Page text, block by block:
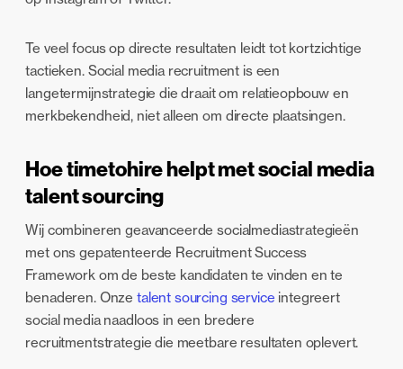
Te veel focus op directe resultaten leidt tot kortzichtige
tactieken. Social media recruitment is een
langetermijnstrategie die draait om relatieopbouw en
merkbekendheid, niet alleen om directe plaatsingen.
Hoe timetohire helpt met social media
talent sourcing
Wij combineren geavanceerde socialmediastrategieën
met ons gepatenteerde Recruitment Success
Framework om de beste kandidaten te vinden en te
benaderen. Onze talent sourcing service integreert
social media naadloos in een bredere
recruitmentstrategie die meetbare resultaten oplevert.